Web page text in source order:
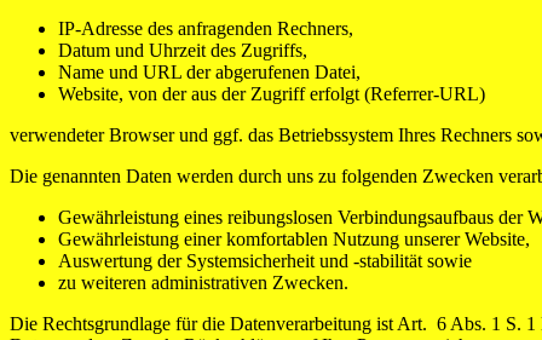
IP-Adresse des anfragenden Rechners,
Datum und Uhrzeit des Zugriffs,
Name und URL der abgerufenen Datei,
Website, von der aus der Zugriff erfolgt (Referrer-URL)
verwendeter Browser und ggf. das Betriebssystem Ihres Rechners
Die genannten Daten werden durch uns zu folgenden Zwecken
Gewährleistung eines reibungslosen Verbindungsaufbaus der
Gewährleistung einer komfortablen Nutzung unserer Website,
Auswertung der Systemsicherheit und -stabilität sowie
zu weiteren administrativen Zwecken.
Die Rechtsgrundlage für die Datenverarbeitung ist Art. 6 Abs. 1 S.